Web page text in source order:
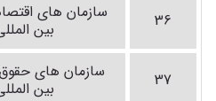
36
سازمان های
بین
37
سازمان های
بین